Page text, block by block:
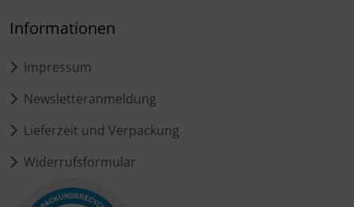
Informationen
Impressum
Newsletteranmeldung
Lieferzeit und Verpackung
Widerrufsformular